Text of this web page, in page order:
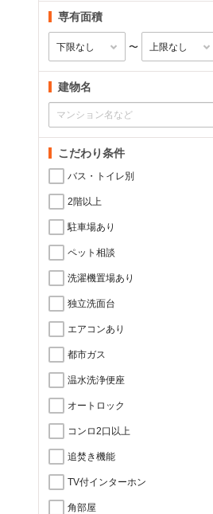
専有面積
〜
建物名
こだわり条件
バス・トイレ別
2階以上
駐車場あり
ペット相談
洗濯機置場あり
独立洗面台
エアコンあり
都市ガス
温水洗浄便座
オートロック
コンロ2口以上
追焚き機能
TV付インターホン
角部屋